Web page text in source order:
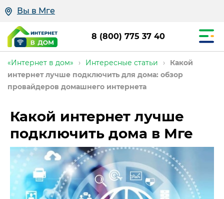
Вы в Мге
8 (800) 775 37 40
«Интернет в дом» › Интересные статьи ›
Какой
интернет лучше подключить для дома: обзор
провайдеров домашнего интернета
Какой интернет лучше
подключить дома в Мге